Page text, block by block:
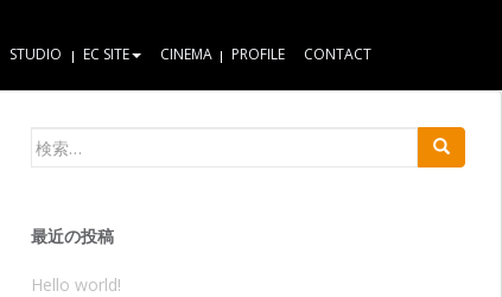
STUDIO EC SITE CINEMA PROFILE CONTACT
最近の投稿
Hello world!